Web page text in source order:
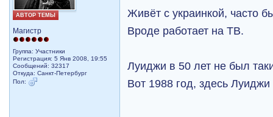
АВТОР ТЕМЫ
Магистр
Группа: Участники
Регистрация: 5 Янв 2008, 19:55
Сообщений: 32317
Откуда: Санкт-Петербург
Пол:
Живёт с украинкой, часто
Вроде работает на ТВ.
Луиджи в 50 лет не был
Вот 1988 год, здесь